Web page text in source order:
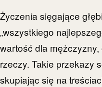
Życzenia sięgające
„wszystkiego
wartość dla
rzeczy. Takie przekazy
skupiając się na